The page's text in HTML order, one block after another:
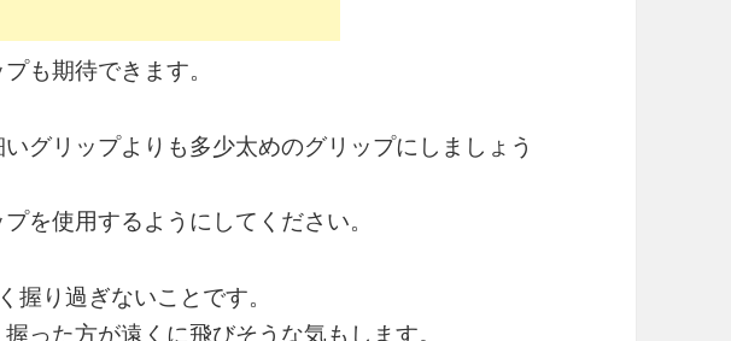
も期待できます。
グリップよりも多少太めのグリップにしましょう
を使用するようにしてください。
握り過ぎないことです。
った方が遠くに飛びそうな気もします。